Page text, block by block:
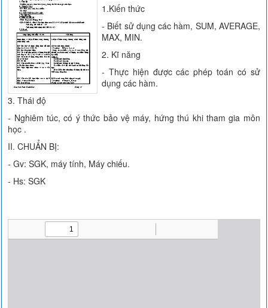
1.Kiến thức
- Biết sử dụng các hàm, SUM, AVERAGE,
MAX, MIN.
2. Kĩ năng
- Thực hiện được các phép toán có sử
dụng các hàm.
3. Thái độ
- Nghiêm túc, có ý thức bảo vệ máy, hứng thú khi tham gia môn
học .
II. CHUẨN BỊ:
- Gv: SGK, máy tính, Máy chiếu.
- Hs: SGK